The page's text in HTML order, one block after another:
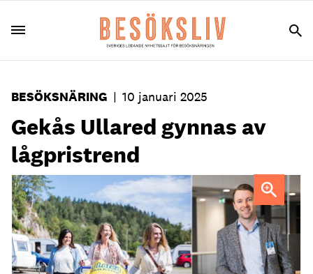
BESÖKSNÄRING | 10 januari 2025
Gekås Ullared gynnas av
lågpristrend
Patrik Levin